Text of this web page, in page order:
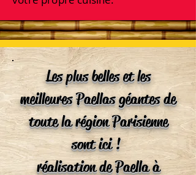
Les plus belles et les
meilleures Paellas géantes de
toute la région Parisienne
sont ici !
réalisation de Paella à